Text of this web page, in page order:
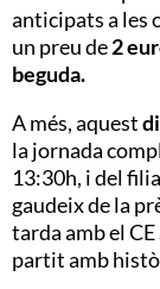
anticipats a les
un preu de2
beguda.
A més, aquest
la jornada
13:30h, i del
gaudeix de la
tarda amb el
partit amb